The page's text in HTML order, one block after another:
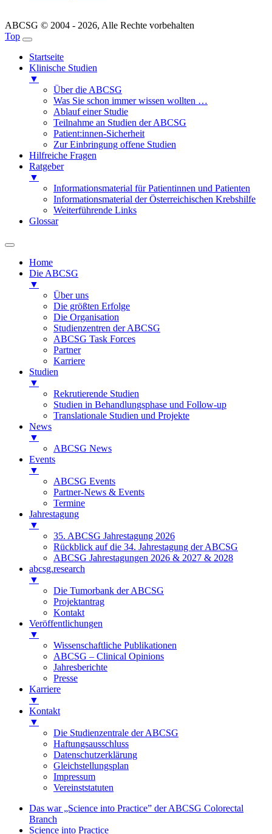
ABCSG © 2004 - 2026, Alle Rechte vorbehalten
Top
Startseite
Klinische Studien
▼
Über die ABCSG
Was Sie schon immer wissen wollten …
Ablauf einer Studie
Teilnahme an Studien der ABCSG
Patient:innen-Sicherheit
Zur Einbringung offene Studien
Hilfreiche Fragen
Ratgeber
▼
Informationsmaterial für Patientinnen und Patienten
Informationsmaterial der Österreichischen Krebshilfe
Weiterführende Links
Glossar
Home
Die ABCSG
▼
Über uns
Die größten Erfolge
Die Organisation
Studienzentren der ABCSG
ABCSG Task Forces
Partner
Karriere
Studien
▼
Rekrutierende Studien
Studien in Behandlungsphase und Follow-up
Translationale Studien und Projekte
News
▼
ABCSG News
Events
▼
ABCSG Events
Partner-News & Events
Termine
Jahrestagung
▼
35. ABCSG Jahrestagung 2026
Rückblick auf die 34. Jahrestagung der ABCSG
ABCSG Jahrestagungen 2026 & 2027 & 2028
abcsg.research
▼
Die Tumorbank der ABCSG
Projektantrag
Kontakt
Veröffentlichungen
▼
Wissenschaftliche Publikationen
ABCSG – Clinical Opinions
Jahresberichte
Presse
Karriere
▼
Kontakt
▼
Die Studienzentrale der ABCSG
Haftungsausschluss
Datenschutzerklärung
Gleichstellungsplan
Impressum
Vereinststatuten
Das war „Science into Practice” der ABCSG Colorectal
Branch
Science into Practice